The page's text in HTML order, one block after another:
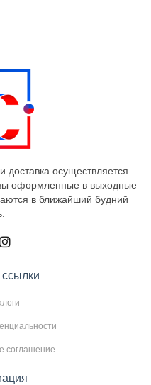
осуществляется
оформленные в выходные
в ближайший будний
соглашение